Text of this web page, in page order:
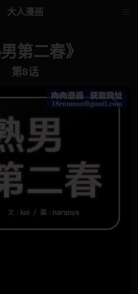
大人漫画
男第二春》
第8话